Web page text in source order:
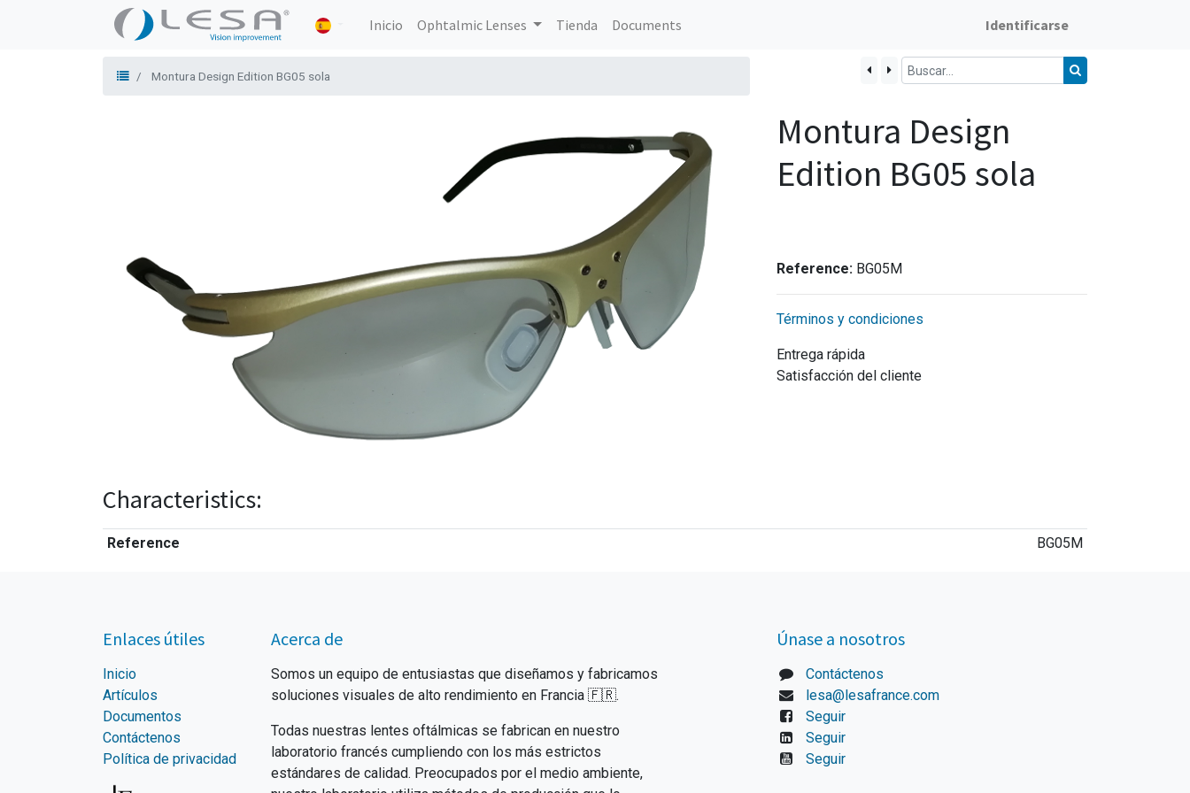
Inicio Ophtalmic Lenses Tienda Documents Identificarse
Montura Design Edition BG05 sola
Montura Design
Edition BG05 sola
Reference: BG05M
Términos y condiciones
Entrega rápida
Satisfacción del cliente
Characteristics:
Reference BG05M
Enlaces útiles
Inicio
Artículos
Documentos
Contáctenos
Política de privacidad
Acerca de
Somos un equipo de entusiastas que diseñamos y fabricamos
soluciones visuales de alto rendimiento en Francia 🇫🇷.
Todas nuestras lentes oftálmicas se fabrican en nuestro
laboratorio francés cumpliendo con los más estrictos
estándares de calidad. Preocupados por el medio ambiente,
Únase a nosotros
Contáctenos
lesa@lesafrance.com
Seguir
Seguir
Seguir